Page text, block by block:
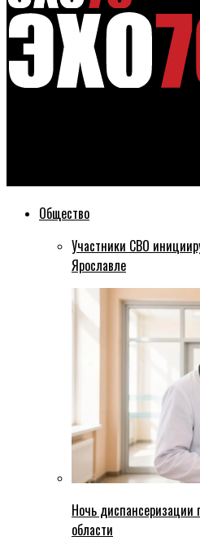
Общество
Участники СВО
Ярославле
Ночь диспансеризации
области